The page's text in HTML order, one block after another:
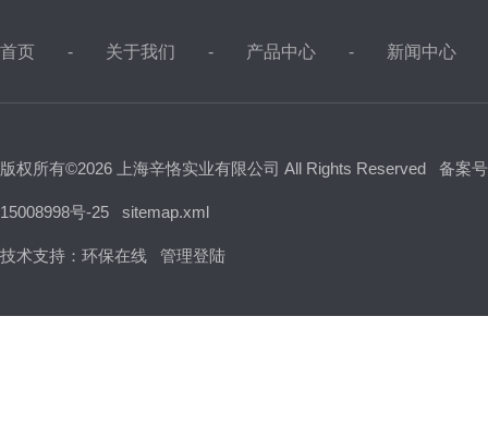
首页 关于我们 产品中心 新闻中心
版权所有©2026 上海辛恪实业有限公司 All Rights Reserved 备案
15008998号-25 sitemap.xml
技术支持： 环保在线 管理登陆